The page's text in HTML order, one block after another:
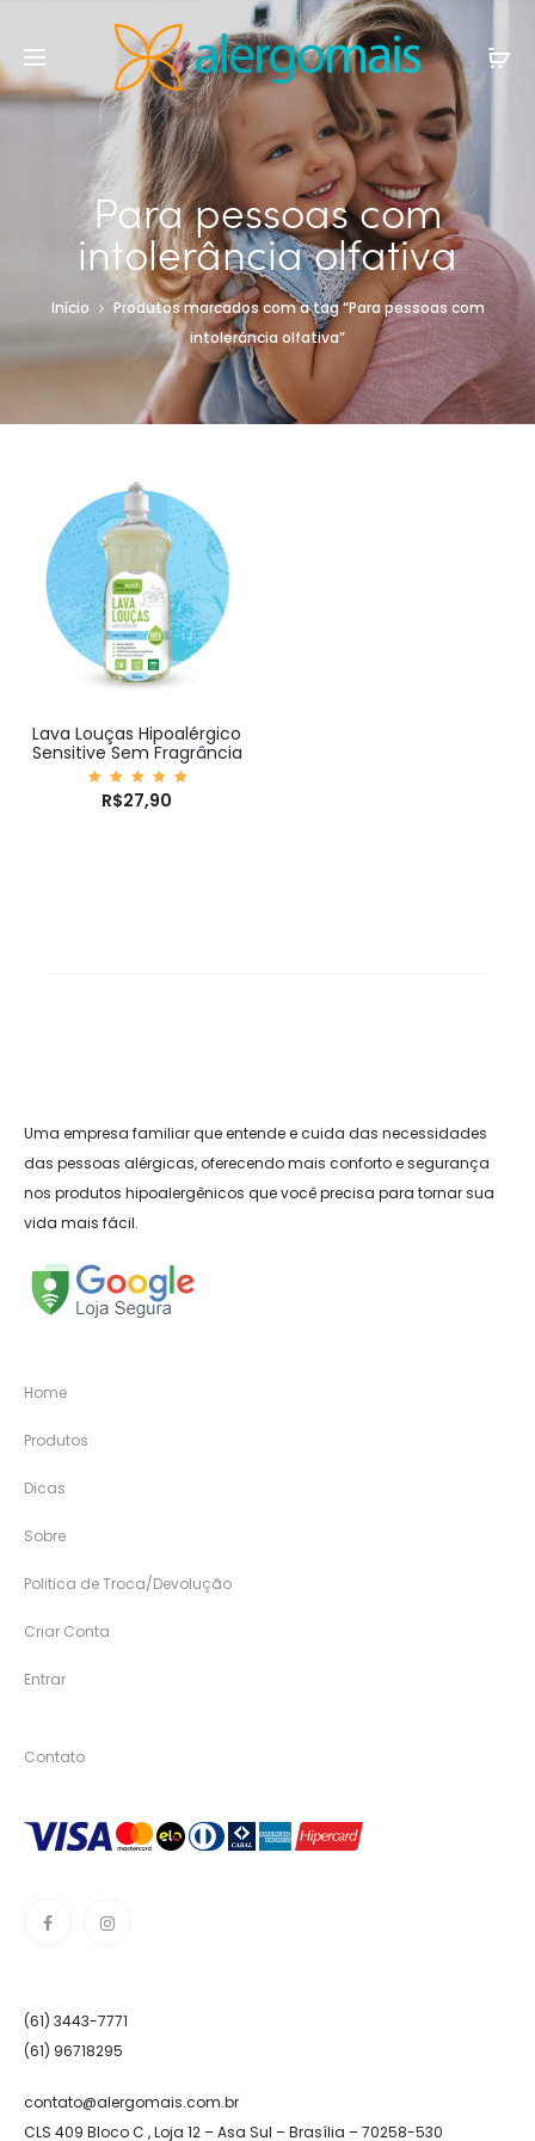
Para pessoas com
intolerância olfativa
Início
Produtos marcados com a tag “Para pessoas com
intolerância olfativa”
Lava Louças Hipoalérgico
Sensitive Sem Fragrância
Avaliaç
ão
R$27,90
Uma empresa familiar que entende e cuida das necessidades
das pessoas alérgicas, oferecendo mais conforto e segurança
nos produtos hipoalergênicos que você precisa para tornar sua
vida mais fácil.
Home
Produtos
Dicas
Sobre
Politica de Troca/Devolução
Criar Conta
Entrar
Contato
(61) 3443-7771
(61) 96718295
contato@alergomais.com.br
CLS 409 Bloco C , Loja 12 – Asa Sul – Brasília – 70258-530